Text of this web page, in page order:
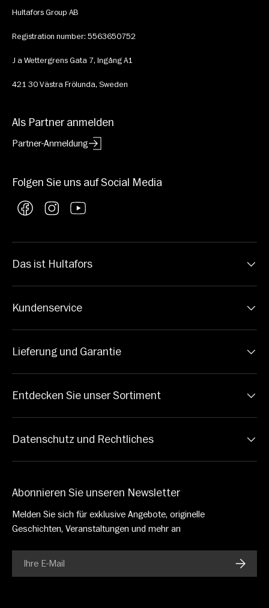
Hultafors Group AB
Registration number: 5563650752
J a Wettergrens Gata 7, Ingång A1
421 30 Västra Frölunda, Sweden
Als Partner anmelden
Partner-Anmeldung
Folgen Sie uns auf Social Media
FacebookInstagramYouTube
Das ist Hultafors
Kundenservice
Lieferung und Garantie
Entdecken Sie unser Sortiment
Datenschutz und Rechtliches
Abonnieren Sie unseren Newsletter
Melden Sie sich für exklusive Angebote, originelle
Geschichten, Veranstaltungen und mehr an
E-Mail